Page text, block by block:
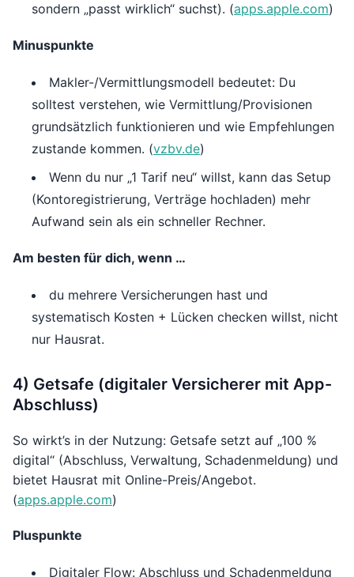
sondern „passt wirklich“ suchst). (apps.apple.com)
Minuspunkte
Makler-/Vermittlungsmodell bedeutet: Du
solltest verstehen, wie Vermittlung/Provisionen
grundsätzlich funktionieren und wie Empfehlungen
zustande kommen. (vzbv.de)
Wenn du nur „1 Tarif neu“ willst, kann das Setup
(Kontoregistrierung, Verträge hochladen) mehr
Aufwand sein als ein schneller Rechner.
Am besten für dich, wenn …
du mehrere Versicherungen hast und
systematisch Kosten + Lücken checken willst, nicht
nur Hausrat.
4) Getsafe (digitaler Versicherer mit App-
Abschluss)
So wirkt’s in der Nutzung: Getsafe setzt auf „100 %
digital“ (Abschluss, Verwaltung, Schadenmeldung) und
bietet Hausrat mit Online-Preis/Angebot.
(apps.apple.com)
Pluspunkte
Digitaler Flow: Abschluss und Schadenmeldung